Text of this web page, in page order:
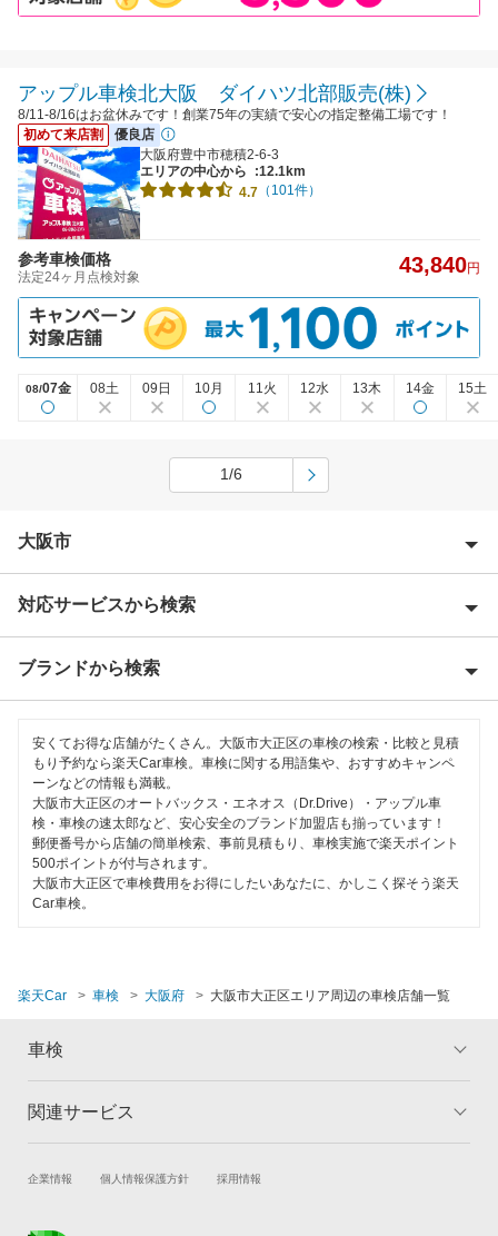
アップル車検北大阪 ダイハツ北部販売(株)
8/11-8/16はお盆休みです！創業75年の実績で安心の指定整備工場です！
初めて来店割
優良店
大阪府豊中市穂積2-6-3
エリアの中心から
:12.1km
4.7 （101件）
参考車検価格
法定24ヶ月点検対象 43,840円
08/07金 08土 09日 10月 11火 12水 13木 14金 15土
1/6
大阪市
大阪市旭区
大阪市生野区
大阪市北区
大阪市此花区
大阪市城東区
大阪市住之江区
大阪市天王寺区
大阪市浪速区
対応サービスから検索
Award 受賞店
特典あり
初めて来店割りあり
新車初回割りあり
早割りあり
土日祝OK
引取り・納車あり
輸入車OK
ハイブリッド車OK
ブランドから検索
ENEOS
「車検の速太郎」
アップル車検
オートバックス
チャレンジ車検
コスモの車検
車検のコバック
ホリデー車検
マッハ車検
安くてお得な店舗がたくさん。大阪市大正区の車検の検索・比較と見積
もり予約なら楽天Car車検。車検に関する用語集や、おすすめキャンペ
ーンなどの情報も満載。
大阪市大正区のオートバックス・エネオス（Dr.Drive）・アップル車
検・車検の速太郎など、安心安全のブランド加盟店も揃っています！
郵便番号から店舗の簡単検索、事前見積もり、車検実施で楽天ポイント
500ポイントが付与されます。
大阪市大正区で車検費用をお得にしたいあなたに、かしこく探そう楽天
Car車検。
楽天Car 車検 大阪府 大阪市大正区エリア周辺の車検店舗一覧
車検
トップ
車検の基礎知識 キャンペーン一覧
関連サービス
試乗・商談 新車購入
企業情報 個人情報保護方針 採用情報